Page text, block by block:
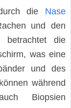
die Nase
und den
betrachtet die
was eine
und des
während
Biopsien